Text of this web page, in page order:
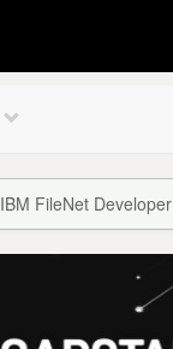
IBM FileNet Developer